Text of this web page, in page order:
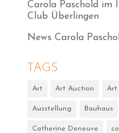
Carola Paschold im
Club Überlingen
News Carola
TAGS
Art Art Auction Art
Ausstellung Bauhaus
Catherine Deneuve